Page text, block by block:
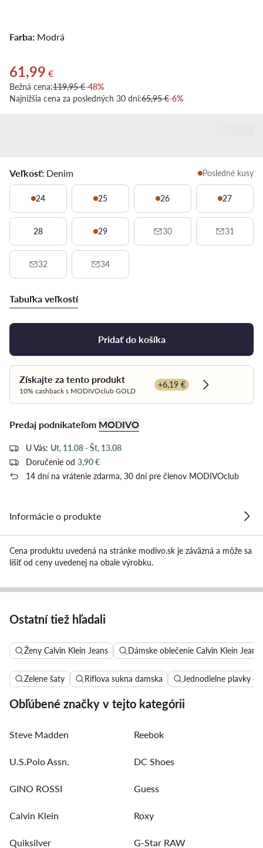
Farba: Modrá
Aktuálna cena 61,99 €
61,99 €
Bežná cena:119,95 €-48%
Najnižšia cena za posledných 30 dní:65,95 €-6%
Veľkosť: Denim Posledné kusy
24 25 26 27
28 29 30 31
32 34
Tabuľka veľkostí
Pridať do košíka
Získajte za tento produkt
10% cashback s MODIVOclub GOLD
+6,19 €
Dowiedz się
Predaj podnikateľom MODIVO
U Vás: Ut, 11.08 - Št, 13.08
Doručenie od 3,90 €
14 dní na vrátenie zdarma, 30 dní pre členov MODIVOclub
Informácie o produkte
Cena produktu uvedená na stránke modivo.sk je záväzná a môže sa
líšiť od ceny uvedenej na obale výrobku.
Ostatní tiež hľadali
Ženy Calvin Klein Jeans Dámske oblečenie Calvin Klein Jeans
Zelene šaty Riflova sukna damska Jednodielne plavky
Obľúbené značky v tejto kategórii
Steve Madden Reebok
U.S.Polo Assn. DC Shoes
GINO ROSSI Guess
Calvin Klein Roxy
Quiksilver G-Star RAW